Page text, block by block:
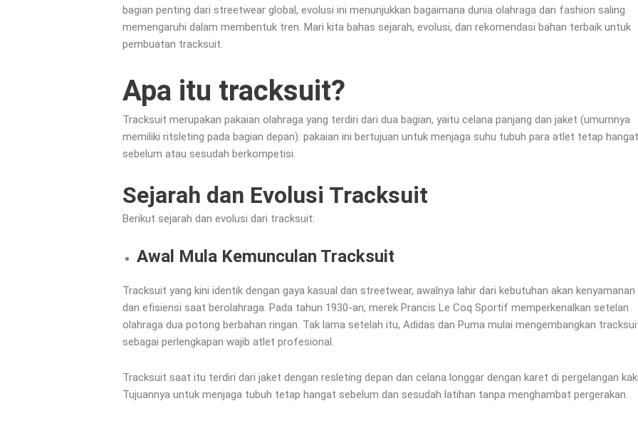
bagian penting dari streetwear global, evolusi ini menunjukkan bagaimana dunia olahraga dan fashion saling
memengaruhi dalam membentuk tren. Mari kita bahas sejarah, evolusi, dan rekomendasi bahan terbaik untuk
pembuatan tracksuit.
Apa itu tracksuit?
Tracksuit merupakan pakaian olahraga yang terdiri dari dua bagian, yaitu celana panjang dan jaket (umumnya
memiliki ritsleting pada bagian depan). pakaian ini bertujuan untuk menjaga suhu tubuh para atlet tetap hangat
sebelum atau sesudah berkompetisi.
Sejarah dan Evolusi Tracksuit
Berikut sejarah dan evolusi dari tracksuit:
Awal Mula Kemunculan Tracksuit
Tracksuit yang kini identik dengan gaya kasual dan streetwear, awalnya lahir dari kebutuhan akan kenyamanan
dan efisiensi saat berolahraga. Pada tahun 1930-an, merek Prancis Le Coq Sportif memperkenalkan setelan
olahraga dua potong berbahan ringan. Tak lama setelah itu, Adidas dan Puma mulai mengembangkan
sebagai perlengkapan wajib atlet profesional.
Tracksuit saat itu terdiri dari jaket dengan resleting depan dan celana longgar dengan karet di pergelangan
Tujuannya untuk menjaga tubuh tetap hangat sebelum dan sesudah latihan tanpa menghambat pergerakan.